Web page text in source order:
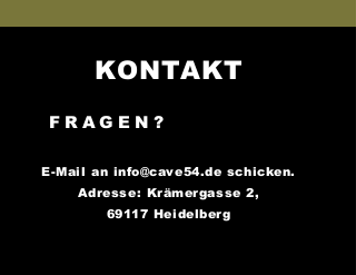
KONTAKT
FRAGEN?
E-Mail an info@cave54.de schicken.
Adresse: Krämergasse 2,
69117 Heidelberg